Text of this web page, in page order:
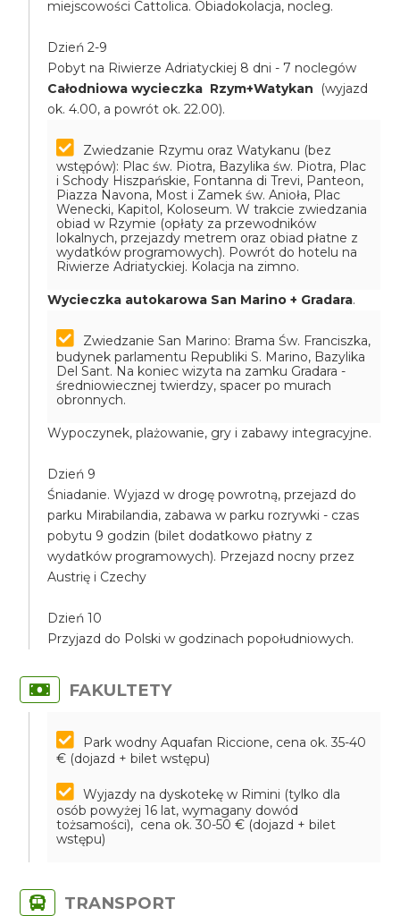
miejscowości Cattolica. Obiadokolacja, nocleg.
Dzień 2-9
Pobyt na Riwierze Adriatyckiej 8 dni - 7 noclegów
Całodniowa wycieczka Rzym+Watykan (wyjazd
ok. 4.00, a powrót ok. 22.00).
Zwiedzanie Rzymu oraz Watykanu (bez
wstępów): Plac św. Piotra, Bazylika św. Piotra, Plac
i Schody Hiszpańskie, Fontanna di Trevi, Panteon,
Piazza Navona, Most i Zamek św. Anioła, Plac
Wenecki, Kapitol, Koloseum. W trakcie zwiedzania
obiad w Rzymie (opłaty za przewodników
lokalnych, przejazdy metrem oraz obiad płatne z
wydatków programowych). Powrót do hotelu na
Riwierze Adriatyckiej. Kolacja na zimno.
Wycieczka autokarowa San Marino + Gradara.
Zwiedzanie San Marino: Brama Św. Franciszka,
budynek parlamentu Republiki S. Marino, Bazylika
Del Sant. Na koniec wizyta na zamku Gradara -
średniowiecznej twierdzy, spacer po murach
obronnych.
Wypoczynek, plażowanie, gry i zabawy integracyjne.
Dzień 9
Śniadanie. Wyjazd w drogę powrotną, przejazd do
parku Mirabilandia, zabawa w parku rozrywki - czas
pobytu 9 godzin (bilet dodatkowo płatny z
wydatków programowych). Przejazd nocny przez
Austrię i Czechy
Dzień 10
Przyjazd do Polski w godzinach popołudniowych.
FAKULTETY
Park wodny Aquafan Riccione, cena ok. 35-40
€ (dojazd + bilet wstępu)
Wyjazdy na dyskotekę w Rimini (tylko dla
osób powyżej 16 lat, wymagany dowód
tożsamości), cena ok. 30-50 € (dojazd + bilet
wstępu)
TRANSPORT